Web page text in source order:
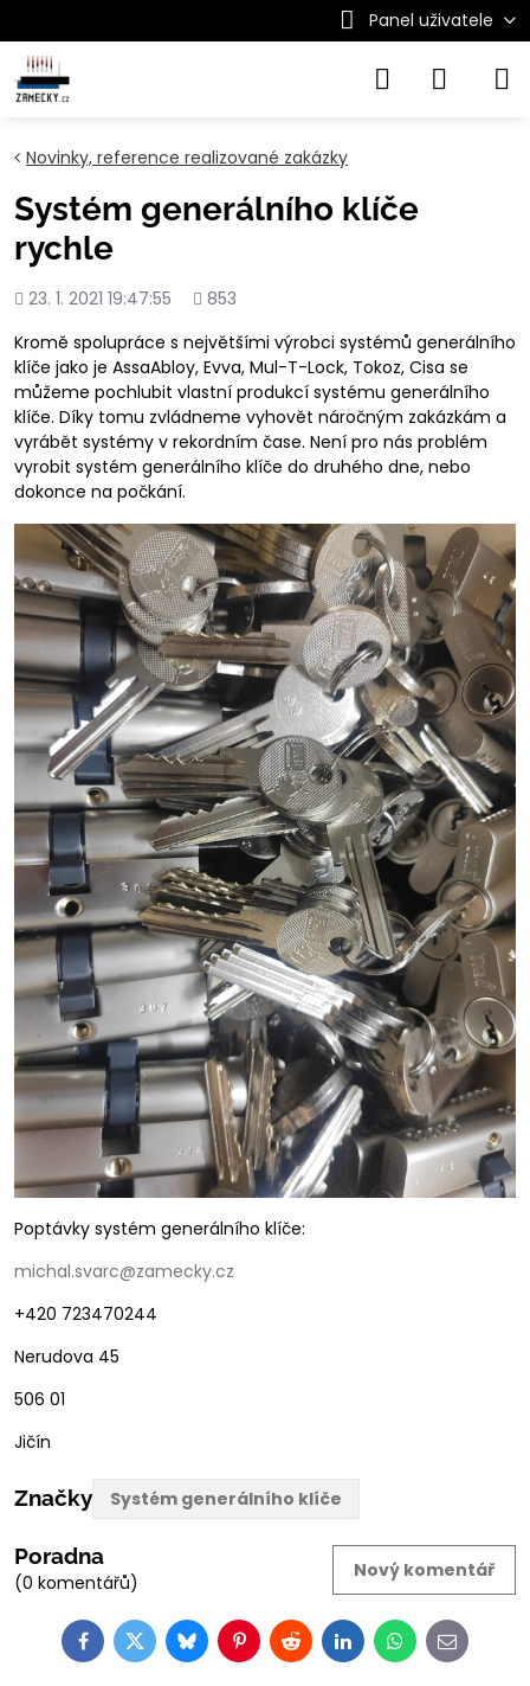
Panel uživatele
Novinky, reference realizované zakázky
Systém generálního klíče
rychle
Přidáno
23. 1. 2021 19:47:55
Počet
853
Kromě spolupráce s největšími výrobci systémů generálního
klíče jako je AssaAbloy, Evva, Mul-T-Lock, Tokoz, Cisa se
můžeme pochlubit vlastní produkcí systému generálního
klíče. Díky tomu zvládneme vyhovět náročným zakázkám a
vyrábět systémy v rekordním čase. Není pro nás problém
vyrobit systém generálního klíče do druhého dne, nebo
dokonce na počkání.
Poptávky systém generálního klíče:
michal.svarc@zamecky.cz
+420 723470244
Nerudova 45
506 01
Jičín
Značky Systém generálního klíče
Poradna
(0 komentářů)
Nový komentář
FacebookTwitterBlueskyPinterestRedditLinkedInWhatsApp
E-
mail